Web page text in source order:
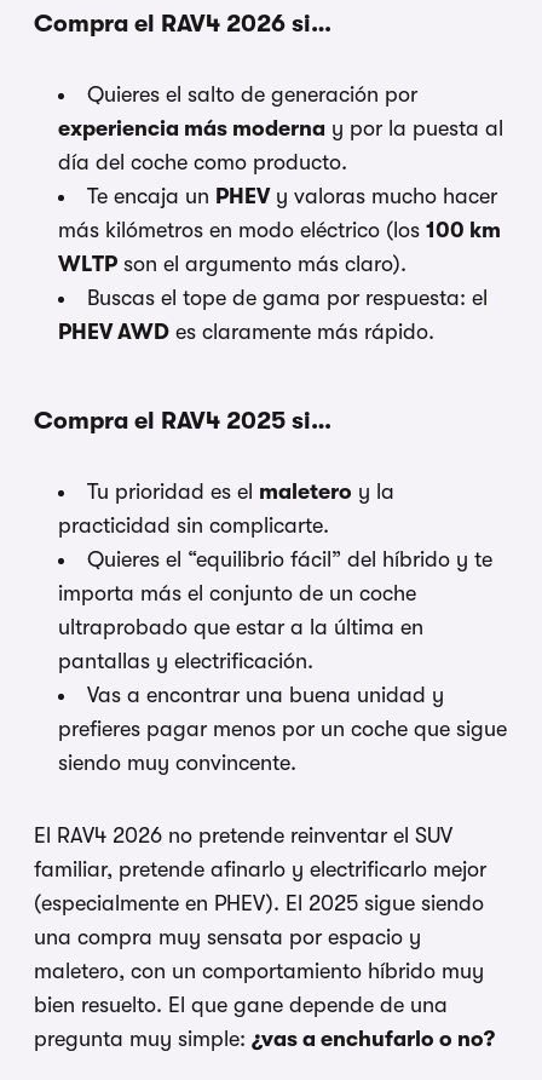
Compra el RAV4 2026 si…
Quieres el salto de generación por
experiencia más moderna y por la puesta al
día del coche como producto.
Te encaja un PHEVy valoras mucho hacer
más kilómetros en modo eléctrico (los 100 km
WLTP son el argumento más claro).
Buscas el tope de gama por respuesta: el
PHEV AWD es claramente más rápido.
Compra el RAV4 2025 si…
Tu prioridad es el maletero y la
practicidad sin complicarte.
Quieres el “equilibrio fácil” del híbrido y te
importa más el conjunto de un coche
ultraprobado que estar a la última en
pantallas y electrificación.
Vas a encontrar una buena unidad y
prefieres pagar menos por un coche que sigue
siendo muy convincente.
El RAV4 2026 no pretende reinventar el SUV
familiar, pretende afinarlo y electrificarlo mejor
(especialmente en PHEV). El 2025 sigue siendo
una compra muy sensata por espacio y
maletero, con un comportamiento híbrido muy
bien resuelto. El que gane depende de una
pregunta muy simple: ¿vas a enchufarlo o no?